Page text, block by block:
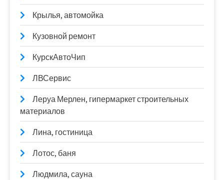
Крылья, автомойка
Кузовной ремонт
КурскАвтоЧип
ЛВСервис
Леруа Мерлен, гипермаркет строительных
материалов
Лина, гостиница
Лотос, баня
Людмила, сауна